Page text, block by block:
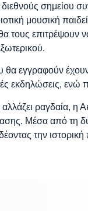
σημείου
μουσική
τους επιτρέψουν
εγγραφούν
εκδηλώσεις, ενώ
ραγδαία, η
Μέσα από τη
την